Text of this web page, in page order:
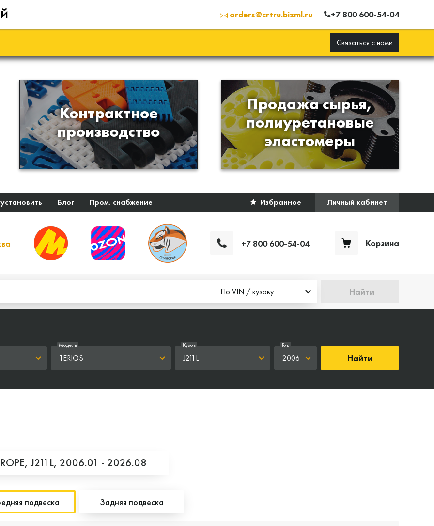
orders@crtru.bizml.ru +7 800 600-54-04
Связаться с нами
Контрактное
производство
Производство изделий из
пластиков и полимеров по
образцам либо чертежам
заказчика
Продажа сырья,
полиуретановые
эластомеры
Продажа сырья для
производства изделий из
полиуретана
Блог Пром. снабжение Избранное Личный кабинет
+7 800 600-54-04 Корзина
По VIN / кузову Найти
TERIOS
Модель
J211L
Кузов
2006
Год
Найти
J211L, 2006.01 - 2026.08
подвеска Задняя подвеска